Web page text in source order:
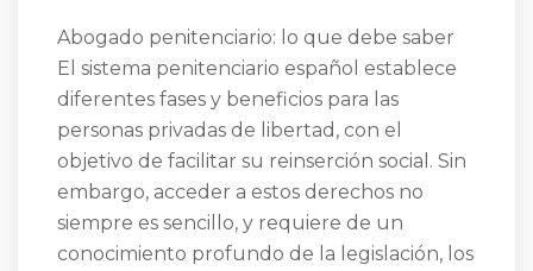
Abogado penitenciario: lo que debe saber
El sistema penitenciario español establece
diferentes fases y beneficios para las
personas privadas de libertad, con el
objetivo de facilitar su reinserción social. Sin
embargo, acceder a estos derechos no
siempre es sencillo, y requiere de un
conocimiento profundo de la legislación, los